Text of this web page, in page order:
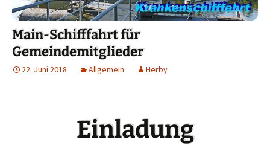
Main-Schifffahrt für
Gemeindemitglieder
22. Juni 2018 Allgemein Herby
Einladung